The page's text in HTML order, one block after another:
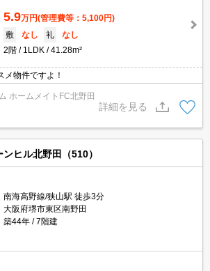
5.9万円(管理費等：5,100円)
敷
なし 礼
なし
2階
1LDK 41.28m²
メ物件ですよ！
ホームメイトFC北野田
詳細を見る
ンヒル北野田（510）
南海高野線/狭山駅 徒歩3分
大阪府堺市東区南野田
築44年
7階建